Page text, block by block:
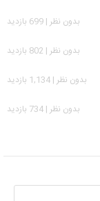
بدون نظر | 699 بازدید
بدون نظر | 802 بازدید
بدون نظر | 1,134 بازدید
بدون نظر | 734 بازدید